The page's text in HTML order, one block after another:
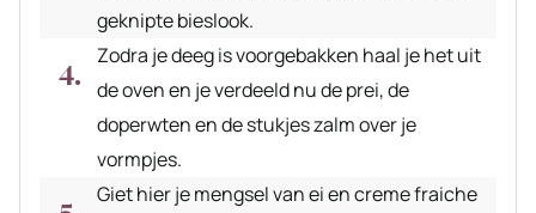
geknipte bieslook.
Zodra je deeg is voorgebakken haal je het uit
de oven en je verdeeld nu de prei, de
doperwten en de stukjes zalm over je
vormpjes.
Giet hier je mengsel van ei en creme fraiche